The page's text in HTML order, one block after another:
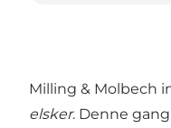
Milling & Molbech
elsker. Denne